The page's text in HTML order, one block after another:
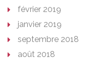
février 2019
janvier 2019
septembre 2018
août 2018